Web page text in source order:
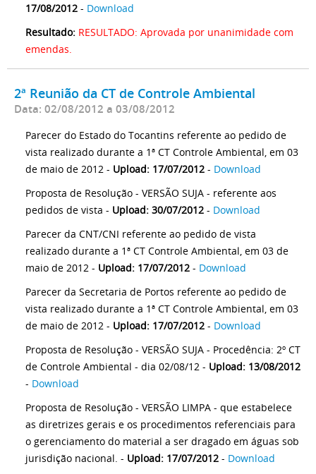
17/08/2012 - Download
Resultado: RESULTADO: Aprovada por unanimidade com
emendas.
2ª Reunião da CT de Controle Ambiental
Data: 02/08/2012 a 03/08/2012
Parecer do Estado do Tocantins referente ao pedido de
vista realizado durante a 1ª CT Controle Ambiental, em 03
de maio de 2012 - Upload: 17/07/2012 - Download
Proposta de Resolução - VERSÃO SUJA - referente aos
pedidos de vista - Upload: 30/07/2012 - Download
Parecer da CNT/CNI referente ao pedido de vista
realizado durante a 1ª CT Controle Ambiental, em 03 de
maio de 2012 - Upload: 17/07/2012 - Download
Parecer da Secretaria de Portos referente ao pedido de
vista realizado durante a 1ª CT Controle Ambiental, em 03
de maio de 2012 - Upload: 17/07/2012 - Download
Proposta de Resolução - VERSÃO SUJA - Procedência: 2º CT
de Controle Ambiental - dia 02/08/12 - Upload: 13/08/2012
- Download
Proposta de Resolução - VERSÃO LIMPA - que estabelece
as diretrizes gerais e os procedimentos referenciais para
o gerenciamento do material a ser dragado em águas sob
jurisdição nacional. - Upload: 17/07/2012 - Download